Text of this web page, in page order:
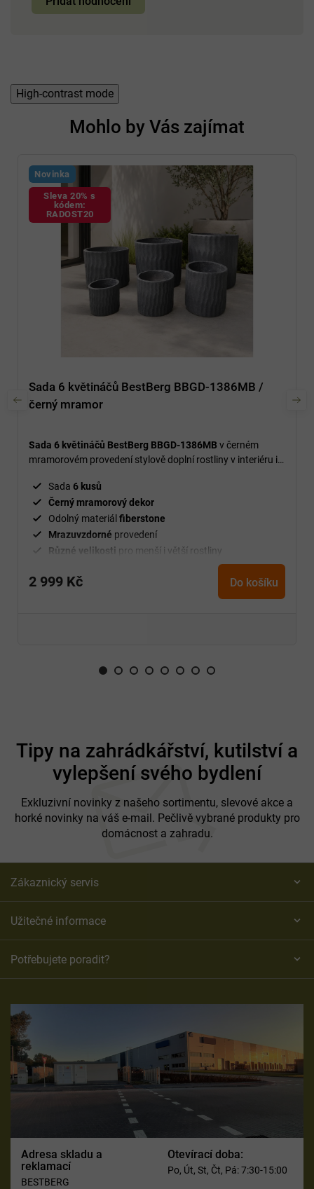
High-contrast mode
Mohlo by Vás zajímat
Novinka
Sleva 20% s
kódem:
RADOST20
Sada 6 květináčů BestBerg BBGD-1386MB /
černý mramor
Sada 6 květináčů BestBerg BBGD-1386MB v černém
mramorovém provedení stylově doplní rostliny v interiéru i
Sada 6 kusů
Černý mramorový dekor
Odolný materiál fiberstone
Mrazuvzdorné provedení
Různé velikosti pro menší i větší rostliny
2 999 Kč Do košíku
Tipy na zahrádkářství, kutilství a
vylepšení svého bydlení
Exkluzivní novinky z našeho sortimentu, slevové akce a
horké novinky na váš e-mail. Pečlivě vybrané produkty pro
domácnost a zahradu.
Zákaznický servis
Užitečné informace
Potřebujete poradit?
Adresa skladu a
reklamací
BESTBERG
Otevírací doba:
Po, Út, St, Čt, Pá: 7:30-15:00